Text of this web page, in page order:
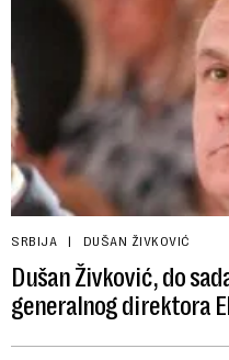
SRBIJA DUŠAN ŽIVKOVIĆ
Dušan Živković, do
generalnog direktora